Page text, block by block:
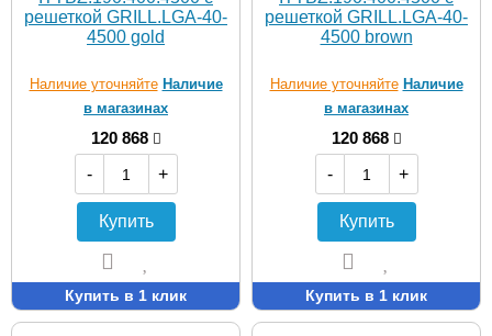
решеткой GRILL.LGA-40-
4500 gold
Наличие уточняйте Наличие
в магазинах
120 868
-
+
Купить
Купить в 1 клик
решеткой GRILL.LGA-40-
4500 brown
Наличие уточняйте Наличие
в магазинах
120 868
-
+
Купить
Купить в 1 клик